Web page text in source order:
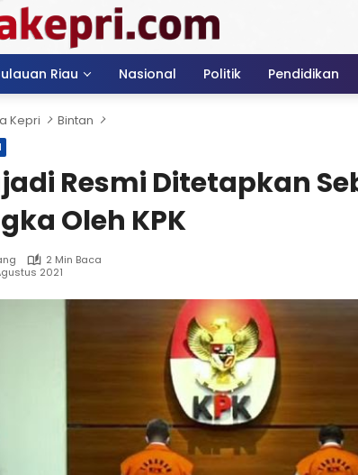
Riau Nasional Politik Pendidikan
Kepri Bintan
Resmi Ditetapkan
Oleh KPK
2 Min Baca
2021